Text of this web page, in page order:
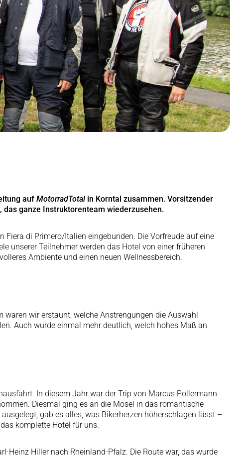
auf MotorradTotal in Korntal zusammen. Vorsitzender
ganze Instruktorenteam wiederzusehen.
di Primero/Italien eingebunden. Die Vorfreude auf eine
unserer Teilnehmer werden das Hotel von einer früheren
Ambiente und einen neuen Wellnessbereich.
waren wir erstaunt, welche Anstrengungen die Auswahl
Auch wurde einmal mehr deutlich, welch hohes Maß an
In diesem Jahr war der Trip von Marcus Pollermann
Diesmal ging es an die Mosel in das romantische
gab es alles, was Bikerherzen höherschlagen lässt –
komplette Hotel für uns.
Heinz Hiller nach Rheinland-Pfalz. Die Route war, das wurde